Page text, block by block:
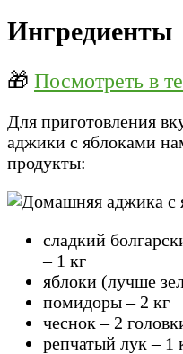
Ингредиенты
🎁 Посмотреть в
Для приготовления
аджики с яблоками
продукты:
сладкий
– 1 кг
яблоки (лучше
помидоры – 2 кг
чеснок – 2
репчатый лук – 1